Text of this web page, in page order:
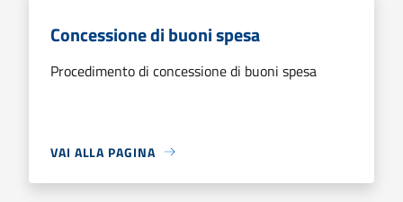
Concessione di buoni spesa
Procedimento di concessione di buoni spesa
VAI ALLA PAGINA